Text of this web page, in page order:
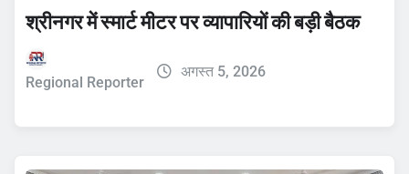
श्रीनगर में स्मार्ट मीटर पर व्यापारियों की बड़ी बैठक
Regional Reporter
अगस्त 5, 2026